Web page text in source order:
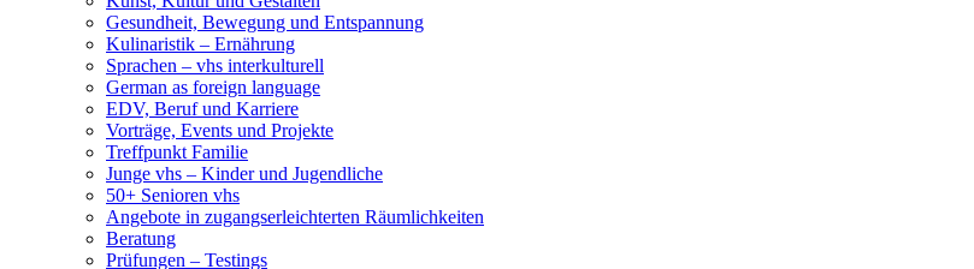
Gesundheit, Bewegung und Entspannung
Kulinaristik – Ernährung
Sprachen – vhs interkulturell
German as foreign language
EDV, Beruf und Karriere
Vorträge, Events und Projekte
Treffpunkt Familie
Junge vhs – Kinder und Jugendliche
50+ Senioren vhs
Angebote in zugangserleichterten Räumlichkeiten
Beratung
Prüfungen – Testings